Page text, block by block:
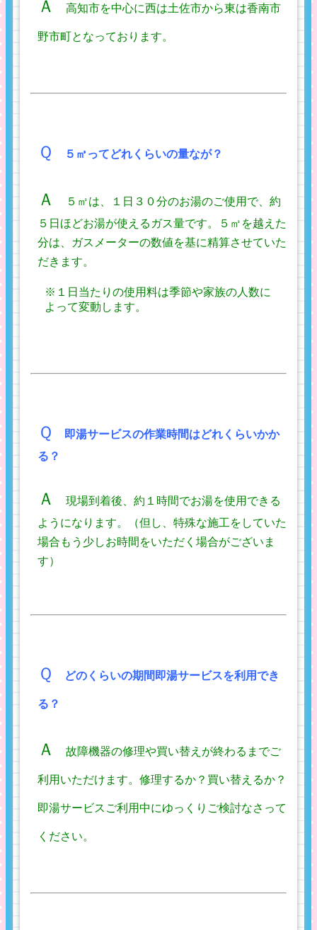
Ａ 高知市を中心に西は土佐市から東は香南市
野市町となっております。
Ｑ ５㎥ってどれくらいの量なが？
Ａ
５㎥は、１日３０分のお湯のご使用で、約
５日ほどお湯が使えるガス量です。５㎥を越えた
分は、ガスメーターの数値を基に精算させていた
だきます。
※１日当たりの使用料は季節や家族の人数に
よって変動します。
Ｑ
即湯サービスの作業時間はどれくらいかか
る？
Ａ
現場到着後、約１時間でお湯を使用できる
ようになります。（但し、特殊な施工をしていた
場合もう少しお時間をいただく場合がございま
す）
Ｑ どのくらいの期間即湯サービスを利用でき
る？
Ａ 故障機器の修理や買い替えが終わるまでご
利用いただけます。修理するか？買い替えるか？
即湯サービスご利用中にゆっくりご検討なさって
ください。